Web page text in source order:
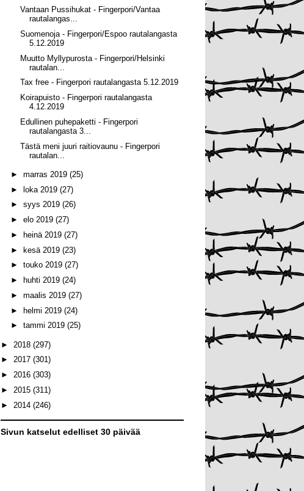
Vantaan Pussihukat - Fingerpori/Vantaa
rautalangas...
Suomenoja - Fingerpori/Espoo rautalangasta
5.12.2019
Muutto Myllypurosta - Fingerpori/Helsinki
rautalan...
Tax free - Fingerpori rautalangasta 5.12.2019
Koirapuisto - Fingerpori rautalangasta
4.12.2019
Edullinen puhepaketti - Fingerpori
rautalangasta 3...
Tästä meni juuri raitiovaunu - Fingerpori
rautalan...
► marras 2019 (25)
► loka 2019 (27)
► syys 2019 (26)
► elo 2019 (27)
►
heinä 2019 (27)
► kesä 2019 (23)
► touko 2019 (27)
►
huhti 2019 (24)
► maalis 2019 (27)
► helmi 2019 (24)
► tammi 2019 (25)
► 2018 (297)
► 2017 (301)
► 2016 (303)
► 2015 (311)
► 2014 (246)
Sivun katselut edelliset 30 päivää